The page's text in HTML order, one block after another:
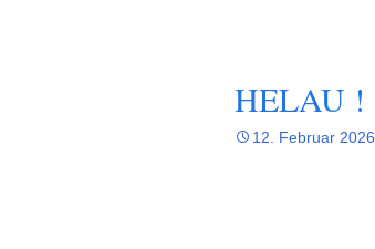
HELAU !
12. Februar 2026